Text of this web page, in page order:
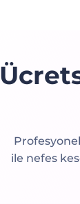
ile nefes